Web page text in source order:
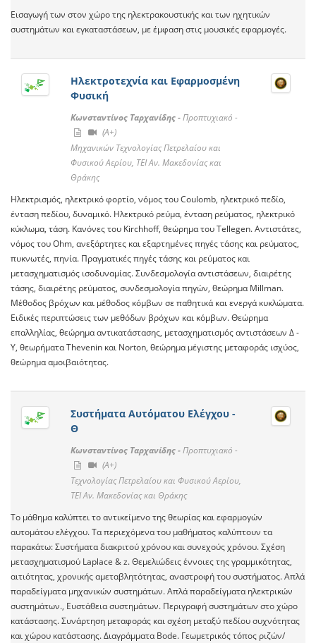
Εισαγωγή των στον χώρο της ηλεκτρακουστικής και των ηχητικών
συστημάτων και εγκαταστάσεων, με έμφαση στις μουσικές εφαρμογές.
Ηλεκτροτεχνία και Εφαρμοσμένη
Φυσική
Κωνσταντίνος Ταρχανίδης -Προπτυχιακό -
(A+)
Μηχανικών Τεχνολογίας Πετρελαίου και
Φυσικού Αερίου, ΤΕΙ Αν. Μακεδονίας και
Θράκης
Ηλεκτρισμός, ηλεκτρικό φορτίο, νόμος του Coulomb, ηλεκτρικό πεδίο,
ένταση πεδίου, δυναμικό. Ηλεκτρικό ρεύμα, ένταση ρεύματος, ηλεκτρικό
κύκλωμα, τάση. Κανόνες του Kirchhoff, θεώρημα του Tellegen. Αντιστάτες,
νόμος του Ohm, ανεξάρτητες και εξαρτημένες πηγές τάσης και ρεύματος,
πυκνωτές, πηνία. Πραγματικές πηγές τάσης και ρεύματος και
μετασχηματισμός ισοδυναμίας. Συνδεσμολογία αντιστάσεων, διαιρέτης
τάσης, διαιρέτης ρεύματος, συνδεσμολογία πηγών, θεώρημα Millman.
Μέθοδος βρόχων και μέθοδος κόμβων σε παθητικά και ενεργά κυκλώματα.
Ειδικές περιπτώσεις των μεθόδων βρόχων και κόμβων. Θεώρημα
επαλληλίας, θεώρημα αντικατάστασης, μετασχηματισμός αντιστάσεων Δ -
Υ, θεωρήματα Thevenin και Norton, θεώρημα μέγιστης μεταφοράς ισχύος,
θεώρημα αμοιβαιότητας.
Συστήματα Αυτόματου Ελέγχου -
Θ
Κωνσταντίνος Ταρχανίδης -Προπτυχιακό -
(A+)
Τεχνολογίας Πετρελαίου και Φυσικού Αερίου,
ΤΕΙ Αν. Μακεδονίας και Θράκης
Το μάθημα καλύπτει το αντικείμενο της θεωρίας και εφαρμογών
αυτομάτου ελέγχου. Τα περιεχόμενα του μαθήματος καλύπτουν τα
παρακάτω: Συστήματα διακριτού χρόνου και συνεχούς χρόνου. Σχέση
μετασχηματισμού Laplace & z. Θεμελιώδεις έννοιες της γραμμικότητας,
αιτιότητας, χρονικής αμεταβλητότητας, αναστροφή του συστήματος. Απλά
παραδείγματα μηχανικών συστημάτων. Απλά παραδείγματα ηλεκτρικών
συστημάτων., Ευστάθεια συστημάτων. Περιγραφή συστημάτων στο χώρο
κατάστασης. Συνάρτηση μεταφοράς και σχέση μεταξύ πεδίου συχνότητας
και χώρου κατάστασης. Διαγράμματα Bode. Γεωμετρικός τόπος ριζών/